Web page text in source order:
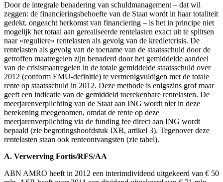
Door de integrale benadering van schuldmanagement – dat wil
zeggen: de financieringsbehoefte van de Staat wordt in haar totaliteit
gedekt, ongeacht herkomst van financiering – is het in principe niet
mogelijk het totaal aan gerealiseerde rentelasten exact uit te splitsen
naar «reguliere» rentelasten als gevolg van de kredietcrisis. De
rentelasten als gevolg van de toename van de staatsschuld door de
getroffen maatregelen zijn benaderd door het gemiddelde aandeel
van de crisismaatregelen in de totale gemiddelde staatsschuld over
2012 (conform EMU-definitie) te vermenigvuldigen met de totale
rente op staatsschuld in 2012. Deze methode is enigszins grof maar
geeft een indicatie van de gemiddeld toerekenbare rentelasten. De
meerjarenverplichting van de Staat aan ING wordt niet in deze
berekening meegenomen, omdat de rente op deze
meerjarenverplichting via de funding fee direct aan ING wordt
bepaald (zie begrotingshoofdstuk IXB, artikel 3). Tegenover deze
rentelasten staan ook renteontvangsten (zie tabel).
A. Verwerving Fortis/RFS/AA
ABN AMRO heeft in 2012 een interimdividend uitgekeerd van € 50